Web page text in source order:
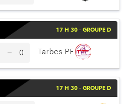
17 H 30 - GROUPE D
0 Tarbes PF
17 H 30 - GROUPE D